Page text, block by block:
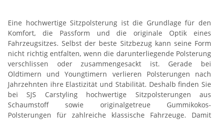
Eine hochwertige Sitzpolsterung ist die Grundlage für den
Komfort, die Passform und die originale Optik eines
Fahrzeugsitzes. Selbst der beste Sitzbezug kann seine Form
nicht richtig entfalten, wenn die darunterliegende Polsterung
verschlissen oder zusammengesackt ist. Gerade bei
Oldtimern und Youngtimern verlieren Polsterungen nach
Jahrzehnten ihre Elastizität und Stabilität. Deshalb finden Sie
bei SJS Carstyling hochwertige Sitzpolsterungen aus
Schaumstoff sowie originalgetreue Gummikokos-
Polsterungen für zahlreiche klassische Fahrzeuge. Damit